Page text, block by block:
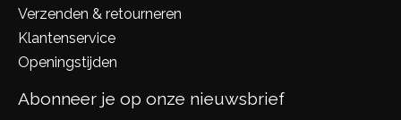
Verzenden & retourneren
Klantenservice
Openingstijden
Abonneer je op onze nieuwsbrief